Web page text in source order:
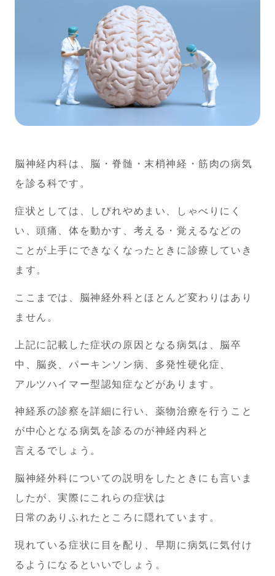
脳神経内科は、脳・脊髄・末梢神経・筋肉の病気
を診る科です。
症状としては、しびれやめまい、しゃべりにく
い、頭痛、 体を動かす、考える・覚えるなどの
ことが上手にできなくなったときに診療していき
ます。
ここまでは、脳神経外科とほとんど変わりはあり
ません。
上記に記載した症状の原因となる病気は、脳卒
中、脳炎、パーキンソン病、多発性硬化症、
アルツハイマー型認知症などがあります。
神経系の診察を詳細に行い、薬物治療を行うこと
が中心となる病気を診るのが神経内科と
言えるでしょう。
脳神経外科についての説明をしたときにも言いま
したが、実際にこれらの症状は
日常のありふれたところに隠れています。
現れている症状に目を配り、早期に病気に気付け
るようになるといいでしょう。